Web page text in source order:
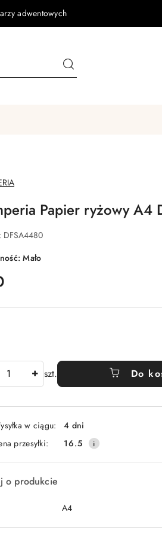
adwentowych
Papier ryżowy A4
DFSA4480
Mało
szt. Do
w ciągu:
4 dni
przesyłki:
16.5
o produkcie
A4